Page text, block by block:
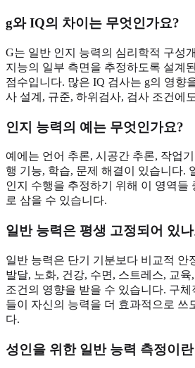
g와 IQ의 차이는 무엇인가요?
G는 일반 인지 능력의 심리학적 구성
지능의 일부 측면을 추정하도록 설계
점수입니다. 많은 IQ 검사는 g의 영향
사 설계, 규준, 하위검사, 검사 조건에
인지 능력의 예는 무엇인가요?
예에는 언어 추론, 시공간 추론, 작업
행 기능, 학습, 문제 해결이 있습니다.
인지 수행을 추정하기 위해 이 영역들
로 삼을 수 있습니다.
일반 능력은 평생 고정되어 있
일반 능력은 단기 기분보다 비교적 안
발달, 노화, 건강, 수면, 스트레스, 교
조건의 영향을 받을 수 있습니다. 구
들이 자신의 능력을 더 효과적으로 쓰
다.
성인을 위한 일반 능력 측정이